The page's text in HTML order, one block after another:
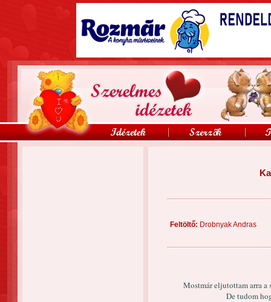
Feltöltő: Drobnyak
Mostmár eljutottam arra a
De tudom